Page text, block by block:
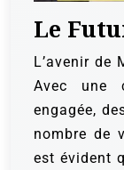
Le
L’avenir de
Avec une
engagée,
nombre de
est évident